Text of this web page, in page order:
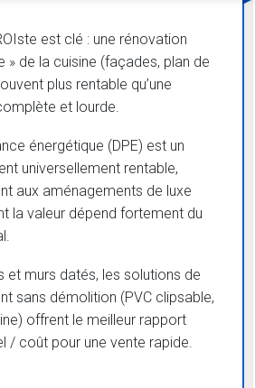
est clé : une rénovation
» de la cuisine (façades, plan de
plus rentable qu’une
et lourde.
énergétique (DPE) est un
universellement rentable,
aux aménagements de luxe
la valeur dépend fortement du
et murs datés, les solutions de
sans démolition (PVC clipsable,
offrent le meilleur rapport
/ coût pour une vente rapide.